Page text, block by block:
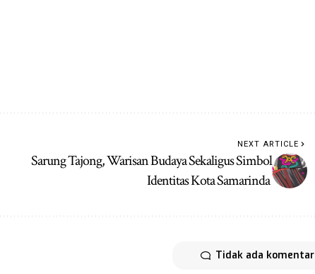
NEXT ARTICLE
Sarung Tajong, Warisan Budaya Sekaligus Simbol
Identitas Kota Samarinda
Tidak ada komentar